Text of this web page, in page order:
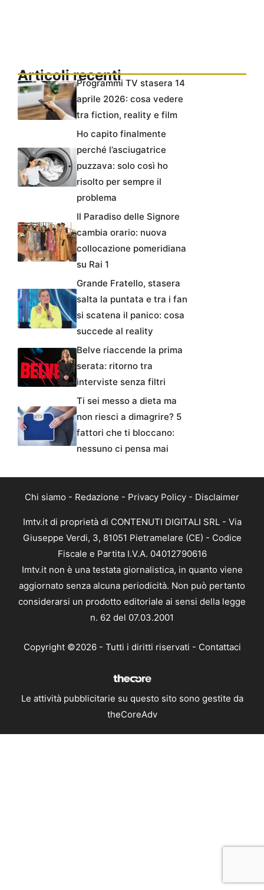
Articoli recentiProgrammi TV stasera 14
aprile 2026: cosa vedere
tra fiction, reality e film
Ho capito finalmente
perché l’asciugatrice
puzzava: solo così ho
risolto per sempre il
problema
Il Paradiso delle Signore
cambia orario: nuova
collocazione pomeridiana
su Rai 1
Grande Fratello, stasera
salta la puntata e tra i fan
si scatena il panico: cosa
succede al reality
Belve riaccende la prima
serata: ritorno tra
interviste senza filtri
Ti sei messo a dieta ma
non riesci a dimagrire? 5
fattori che ti bloccano:
nessuno ci pensa mai
Chi siamo - Redazione - Privacy Policy - Disclaimer
Imtv.it di proprietà di CONTENUTI DIGITALI SRL - Via
Giuseppe Verdi, 3, 81051 Pietramelare (CE) - Codice
Fiscale e Partita I.V.A. 04012790616
Imtv.it non è una testata giornalistica, in quanto viene
aggiornato senza alcuna periodicità. Non può pertanto
considerarsi un prodotto editoriale ai sensi della legge
n. 62 del 07.03.2001
Copyright ©2026 - Tutti i diritti riservati - Contattaci
Le attività pubblicitarie su questo sito sono gestite da
theCoreAdv